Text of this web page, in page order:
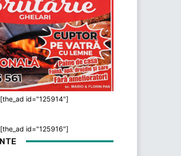
[the_ad id="125914"]
[the_ad id="125916"]